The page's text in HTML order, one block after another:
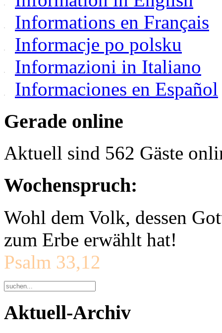
Informations en Français
Informacje po polsku
Informazioni in Italiano
Informaciones en Español
Gerade online
Aktuell sind 562 Gäste
Wochenspruch:
Wohl dem Volk, dessen
zum Erbe erwählt hat!
Psalm 33,12
Aktuell-Archiv